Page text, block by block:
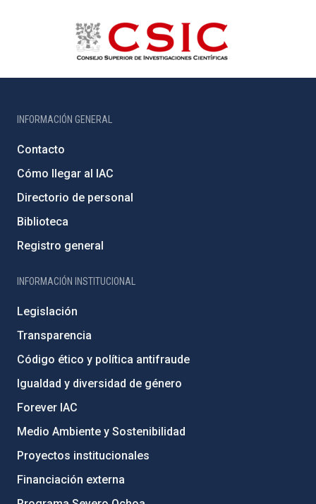
INFORMACIÓN GENERAL
Contacto
Cómo llegar al IAC
Directorio de personal
Biblioteca
Registro general
INFORMACIÓN INSTITUCIONAL
Legislación
Transparencia
Código ético y política antifraude
Igualdad y diversidad de género
Forever IAC
Medio Ambiente y Sostenibilidad
Proyectos institucionales
Financiación externa